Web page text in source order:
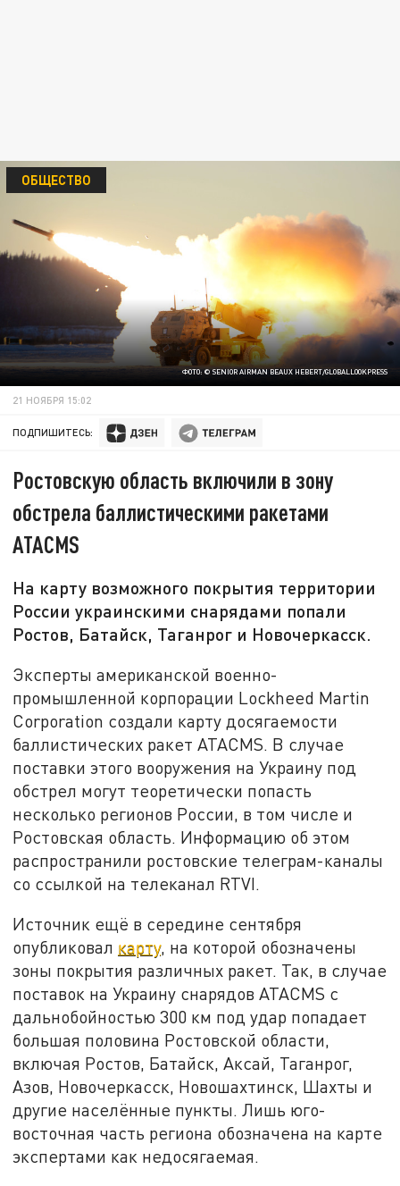
ФОТО: © SENIOR AIRMAN BEAUX HEBERT/GLOBALLOOKPRESS
ОБЩЕСТВО
21 НОЯБРЯ 15:02
ПОДПИШИТЕСЬ:
Ростовскую область включили в зону
обстрела баллистическими ракетами
ATACMS
На карту возможного покрытия территории
России украинскими снарядами попали
Ростов, Батайск, Таганрог и Новочеркасск.
Эксперты американской военно-
промышленной корпорации Lockheed Martin
Corporation создали карту досягаемости
баллистических ракет ATACMS. В случае
поставки этого вооружения на Украину под
обстрел могут теоретически попасть
несколько регионов России, в том числе и
Ростовская область. Информацию об этом
распространили ростовские телеграм-каналы
со ссылкой на телеканал RTVI.
Источник ещё в середине сентября
опубликовал карту, на которой обозначены
зоны покрытия различных ракет. Так, в случае
поставок на Украину снарядов ATACMS с
дальнобойностью 300 км под удар попадает
большая половина Ростовской области,
включая Ростов, Батайск, Аксай, Таганрог,
Азов, Новочеркасск, Новошахтинск, Шахты и
другие населённые пункты. Лишь юго-
восточная часть региона обозначена на карте
экспертами как недосягаемая.